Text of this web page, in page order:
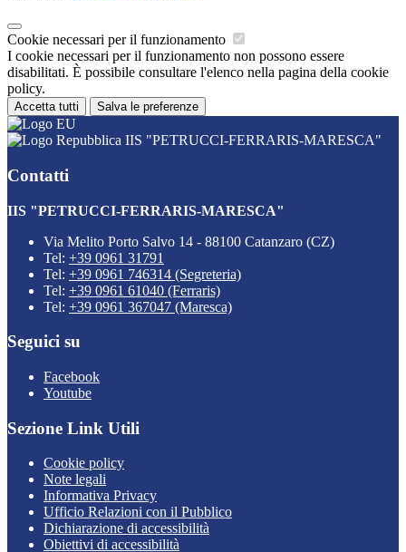
Cookie necessari per il funzionamento
I cookie necessari per il funzionamento non possono essere
disabilitati. È possibile consultare l'elenco nella pagina della cookie
policy.
Accetta tutti Salva le preferenze
IIS "PETRUCCI-FERRARIS-MARESCA"
Contatti
IIS "PETRUCCI-FERRARIS-MARESCA"
Via Melito Porto Salvo 14 - 88100 Catanzaro (CZ)
Tel: +39 0961 31791
Tel: +39 0961 746314 (Segreteria)
Tel: +39 0961 61040 (Ferraris)
Tel: +39 0961 367047 (Maresca)
Seguici su
Facebook
Youtube
Sezione Link Utili
Cookie policy
Note legali
Informativa Privacy
Ufficio Relazioni con il Pubblico
Dichiarazione di accessibilità
Obiettivi di accessibilità